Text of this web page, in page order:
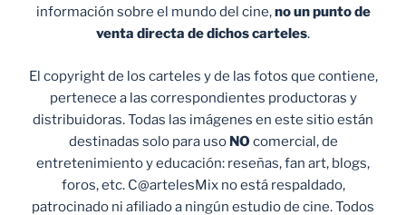
información sobre el mundo del cine,no un punto de
venta directa de dichos carteles.
El copyright de los carteles y de las fotos que contiene,
pertenece a las correspondientes productoras y
distribuidoras. Todas las imágenes en este sitio están
destinadas solo para uso NO comercial, de
entretenimiento y educación: reseñas, fan art, blogs,
foros, etc. C@artelesMix no está respaldado,
patrocinado ni afiliado a ningún estudio de cine. Todos